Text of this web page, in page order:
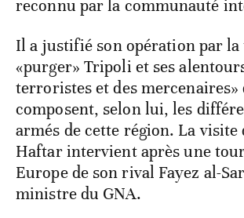
reconnu par la communauté
Il a justifié son opération par la
«purger» Tripoli et ses
terroristes et des mercenaires»
composent, selon lui, les
armés de cette région. La visite
Haftar intervient après une
Europe de son rival Fayez al-
ministre du GNA.